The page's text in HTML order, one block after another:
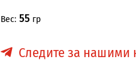
Вес: 55гр
Следите за нашими